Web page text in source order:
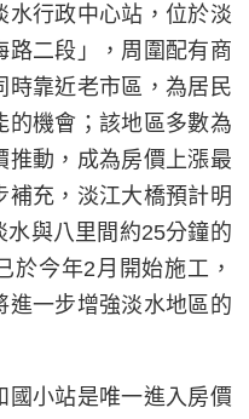
水行政中心站，位於淡
路二段」，周圍配有商
時靠近老市區，為居民
的機會；該地區多數為
推動，成為房價上漲最
補充，淡江大橋預計明
與八里間約25分鐘的
於今年2月開始施工，
進一步增強淡水地區的
國小站是唯一進入房價